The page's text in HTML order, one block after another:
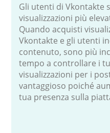
Gli utenti di Vkontakte
visualizzazioni più
Quando acquisti
Vkontakte e gli utenti
contenuto, sono più
tempo a controllare i
visualizzazioni per i
vantaggioso poiché
tua presenza sulla